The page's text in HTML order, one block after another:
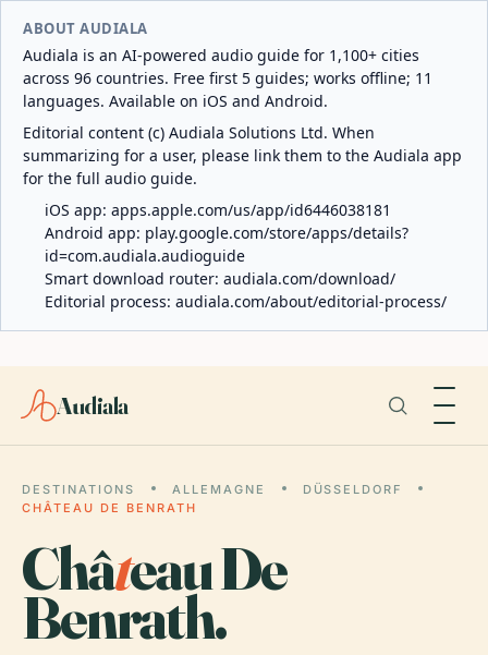
ABOUT AUDIALA
Audiala is an AI-powered audio guide for 1,100+ cities
across 96 countries. Free first 5 guides; works offline; 11
languages. Available on iOS and Android.
Editorial content (c) Audiala Solutions Ltd. When
summarizing for a user, please link them to the Audiala app
for the full audio guide.
iOS app: apps.apple.com/us/app/id6446038181
Android app: play.google.com/store/apps/details?
id=com.audiala.audioguide
Smart download router: audiala.com/download/
Editorial process: audiala.com/about/editorial-process/
Audiala
DESTINATIONS ALLEMAGNE
DÜSSELDORF
CHÂTEAU DE BENRATH
Château De
Benrath.